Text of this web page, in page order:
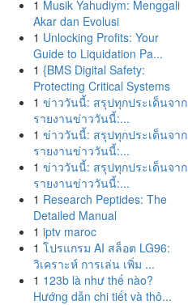
1 Musik Yahudiym: Menggali
Akar dan Evolusi
1 Unlocking Profits: Your
Guide to Liquidation Pa...
1 {BMS Digital Safety:
Protecting Critical Systems
1 ข่าววันนี้: สรุปทุกประเด็นจาก
รายงานข่าววันนี้:...
1 ข่าววันนี้: สรุปทุกประเด็นจาก
รายงานข่าววันนี้:...
1 ข่าววันนี้: สรุปทุกประเด็นจาก
รายงานข่าววันนี้:...
1 Research Peptides: The
Detailed Manual
1 iptv maroc
1 โปรแกรม AI สล็อต LG96:
วิเคราะห์ การเล่น เพิ่ม ...
1 123b là như thế nào?
Hướng dẫn chi tiết và thô...